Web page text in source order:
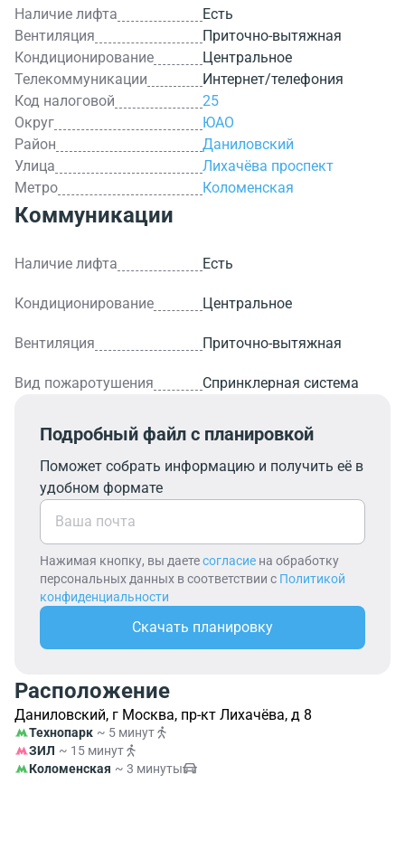
Наличие лифта
Есть
Вентиляция
Приточно-вытяжная
Кондиционирование
Центральное
Телекоммуникации
Интернет/телефония
Код налоговой
25
Округ
ЮАО
Район
Даниловский
Улица
Лихачёва проспект
Метро
Коломенская
Коммуникации
Наличие лифта Есть
Кондиционирование Центральное
Вентиляция Приточно-вытяжная
Вид пожаротушения Спринклерная система
Подробный файл с планировкой
Поможет собрать информацию и получить её в
удобном формате
Нажимая кнопку, вы даетесогласие на обработку
персональных данных в соответствии с Политикой
конфиденциальности
Скачать планировку
Расположение
Даниловский, г Москва, пр-кт Лихачёва, д 8
Технопарк ~ 5 минут
ЗИЛ ~ 15 минут
Коломенская ~ 3 минуты